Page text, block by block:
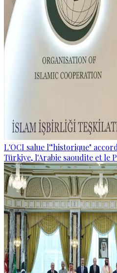
L'OCI salue l'"historique"
Türkiye, l'Arabie saoudite et le